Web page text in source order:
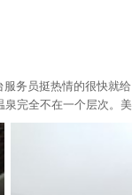
务员挺热情的很快
完全不在一个层次。